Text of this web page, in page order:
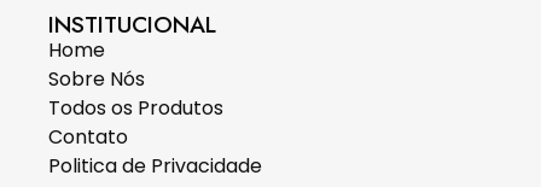
INSTITUCIONAL
Home
Sobre Nós
Todos os Produtos
Contato
Politica de Privacidade